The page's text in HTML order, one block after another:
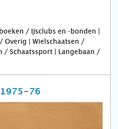
/ IJsclubs en -bonden |
Overig | Wielschaatsen /
/ Schaatssport | Langebaan /
76